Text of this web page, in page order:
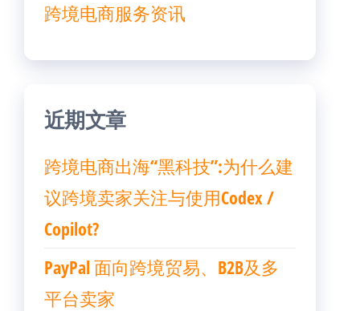
跨境电商服务资讯
近期文章
跨境电商出海“黑科技”:为什么建
议跨境卖家关注与使用Codex /
Copilot?
PayPal 面向跨境贸易、B2B及多
平台卖家